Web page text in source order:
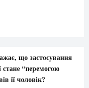
що застосування
стане “перемогою
її чоловік?